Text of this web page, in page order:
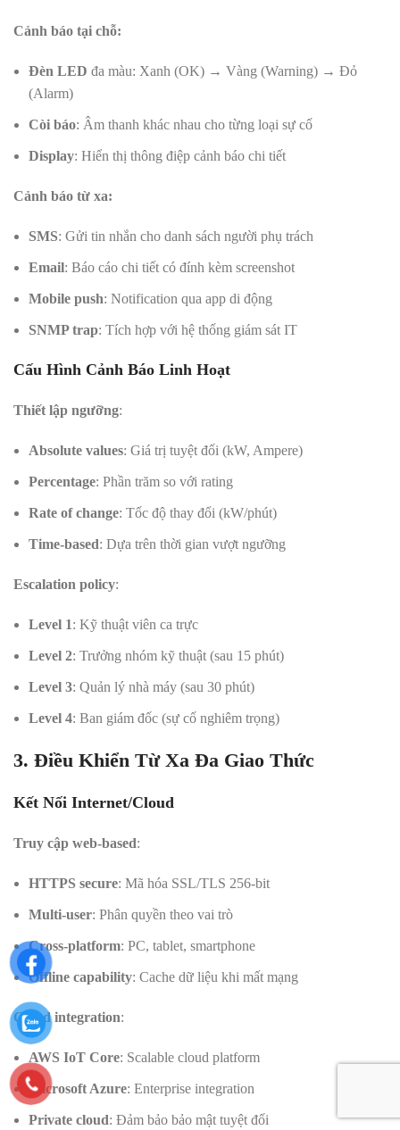
Cảnh báo tại chỗ:
Đèn LED đa màu: Xanh (OK) → Vàng (Warning) → Đỏ
(Alarm)
Còi báo: Âm thanh khác nhau cho từng loại sự cố
Display: Hiển thị thông điệp cảnh báo chi tiết
Cảnh báo từ xa:
SMS: Gửi tin nhắn cho danh sách người phụ trách
Email: Báo cáo chi tiết có đính kèm screenshot
Mobile push: Notification qua app di động
SNMP trap: Tích hợp với hệ thống giám sát IT
Cấu Hình Cảnh Báo Linh Hoạt
Thiết lập ngưỡng:
Absolute values: Giá trị tuyệt đối (kW, Ampere)
Percentage: Phần trăm so với rating
Rate of change: Tốc độ thay đổi (kW/phút)
Time-based: Dựa trên thời gian vượt ngưỡng
Escalation policy:
Level 1: Kỹ thuật viên ca trực
Level 2: Trưởng nhóm kỹ thuật (sau 15 phút)
Level 3: Quản lý nhà máy (sau 30 phút)
Level 4: Ban giám đốc (sự cố nghiêm trọng)
3. Điều Khiển Từ Xa Đa Giao Thức
Kết Nối Internet/Cloud
Truy cập web-based:
HTTPS secure: Mã hóa SSL/TLS 256-bit
Multi-user: Phân quyền theo vai trò
Cross-platform: PC, tablet, smartphone
Offline capability: Cache dữ liệu khi mất mạng
Cloud integration:
AWS IoT Core: Scalable cloud platform
Microsoft Azure: Enterprise integration
Private cloud: Đảm bảo bảo mật tuyệt đối